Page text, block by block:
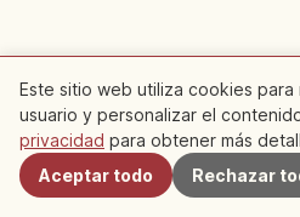
Este sitio web utiliza cookies
usuario y personalizar el
privacidad para obtener más
Aceptar todo
Rechazar